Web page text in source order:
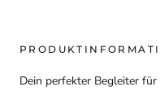
Dein perfekter Begleiter